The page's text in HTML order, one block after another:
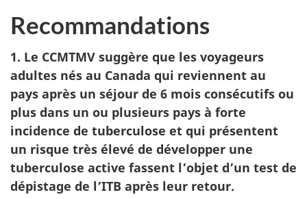
Recommandations
1. Le CCMTMV suggère que les voyageurs
adultes nés au Canada qui reviennent au
pays après un séjour de 6 mois consécutifs ou
plus dans un ou plusieurs pays à forte
incidence de tuberculose et qui présentent
un risque très élevé de développer une
tuberculose active fassent l’objet d’un test de
dépistage de l’ITB après leur retour.